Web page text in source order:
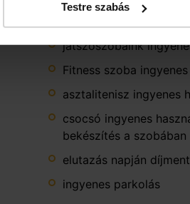
Testre szabás
játszószobáink
Fitness szoba
asztalitenisz ingyenes
csocsó ingyenes
bekészítés a szobában
elutazás napján
ingyenes parkolás